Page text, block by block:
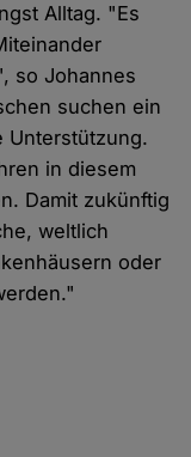
Alltag. "Es
so Johannes
suchen ein
Unterstützung.
in diesem
Damit zukünftig
weltlich
oder